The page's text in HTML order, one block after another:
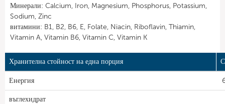
Минерали: Calcium, Iron, Magnesium, Phosphorus, Potassium,
Sodium, Zinc
витамини: B1, B2, B6, E, Folate, Niacin, Riboflavin, Thiamin,
Vitamin A, Vitamin B6, Vitamin C, Vitamin K
Хранителна стойност на една порция
Енергия
въглехидрат